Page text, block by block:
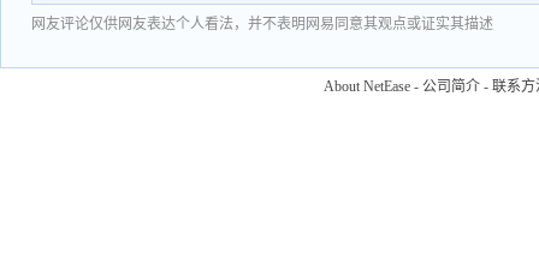
网友评论仅供网友表达个人看法，并不表明网易同意其观点或证实其描述
About NetEase - 公司简介 - 联系方